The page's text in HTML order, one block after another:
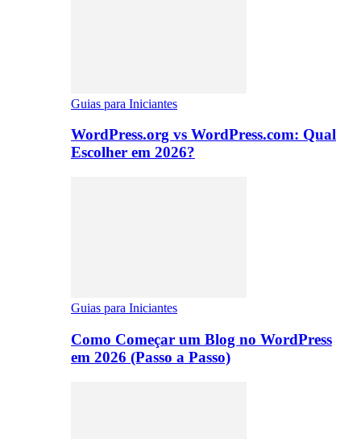
Guias para Iniciantes
WordPress.org vs WordPress.com: Qual
Escolher em 2026?
Guias para Iniciantes
Como Começar um Blog no WordPress
em 2026 (Passo a Passo)